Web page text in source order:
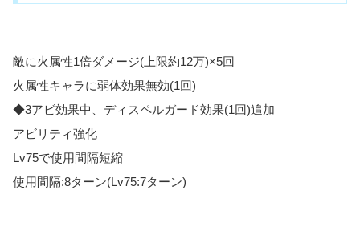
敵に火属性1倍ダメージ(上限約12万)×5回
火属性キャラに弱体効果無効(1回)
◆3アビ効果中、ディスペルガード効果(1回)追加
アビリティ強化
Lv75で使用間隔短縮
使用間隔:8ターン(Lv75:7ターン)